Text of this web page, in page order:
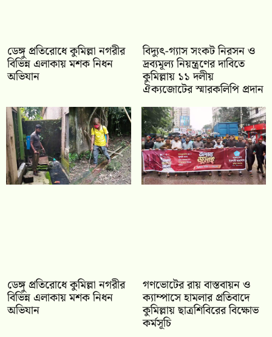
ডেঙ্গু প্রতিরোধে কুমিল্লা নগরীর
বিভিন্ন এলাকায় মশক নিধন
অভিযান
‎বিদ্যুৎ-গ্যাস সংকট নিরসন ও
দ্রব্যমূল্য নিয়ন্ত্রণের দাবিতে
কুমিল্লায় ১১ দলীয়
ঐক‍্যজোটের স্মারকলিপি প্রদান
ডেঙ্গু প্রতিরোধে কুমিল্লা নগরীর
বিভিন্ন এলাকায় মশক নিধন
অভিযান
গণভোটের রায় বাস্তবায়ন ও
ক্যাম্পাসে হামলার প্রতিবাদে
কুমিল্লায় ছাত্রশিবিরের বিক্ষোভ
কর্মসূচি